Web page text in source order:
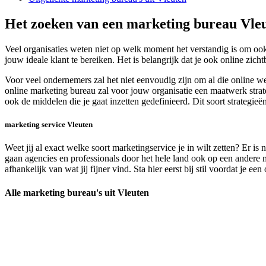
Het zoeken van een marketing bureau
Veel organisaties weten niet op welk moment het verstandig is om
jouw ideale klant te bereiken. Het is belangrijk dat je ook online
Voor veel ondernemers zal het niet eenvoudig zijn om al die online
online marketing bureau zal voor jouw organisatie een maatwerk
ook de middelen die je gaat inzetten gedefinieerd. Dit soort
marketing service Vleuten
Weet jij al exact welke soort marketingservice je in wilt zetten? Er is
gaan agencies en professionals door het hele land ook op een
afhankelijk van wat jij fijner vind. Sta hier eerst bij stil voordat je
Alle marketing bureau's uit Vleuten